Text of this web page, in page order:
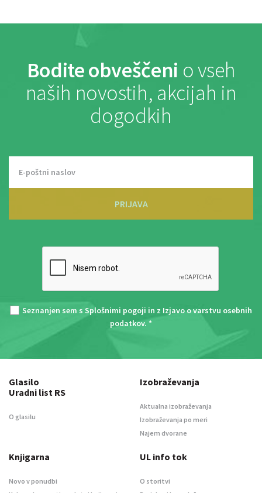
Bodite obveščeni o vseh
naših novostih, akcijah in
dogodkih
PRIJAVA
Seznanjen sem s Splošnimi pogoji in z Izjavo o varstvu osebnih
podatkov. *
Glasilo
Uradni list RS
O glasilu
Izobraževanja
Aktualna izobraževanja
Izobraževanja po meri
Najem dvorane
Knjigarna
Novo v ponudbi
UL info tok
O storitvi